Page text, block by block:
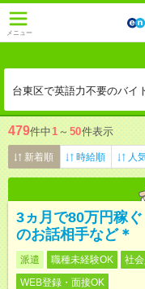
メニュー
台東区で英語力不要のバイ
479件中1 ～ 50件表示
新着順 時給順 人
3ヵ月で80万円稼
のお話相手など＊
派遣 職種未経験OK 社
WEB登録・面接OK